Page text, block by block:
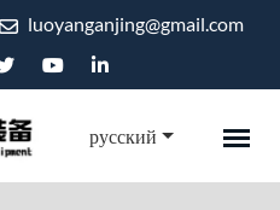
luoyanganjing@gmail.com
русский